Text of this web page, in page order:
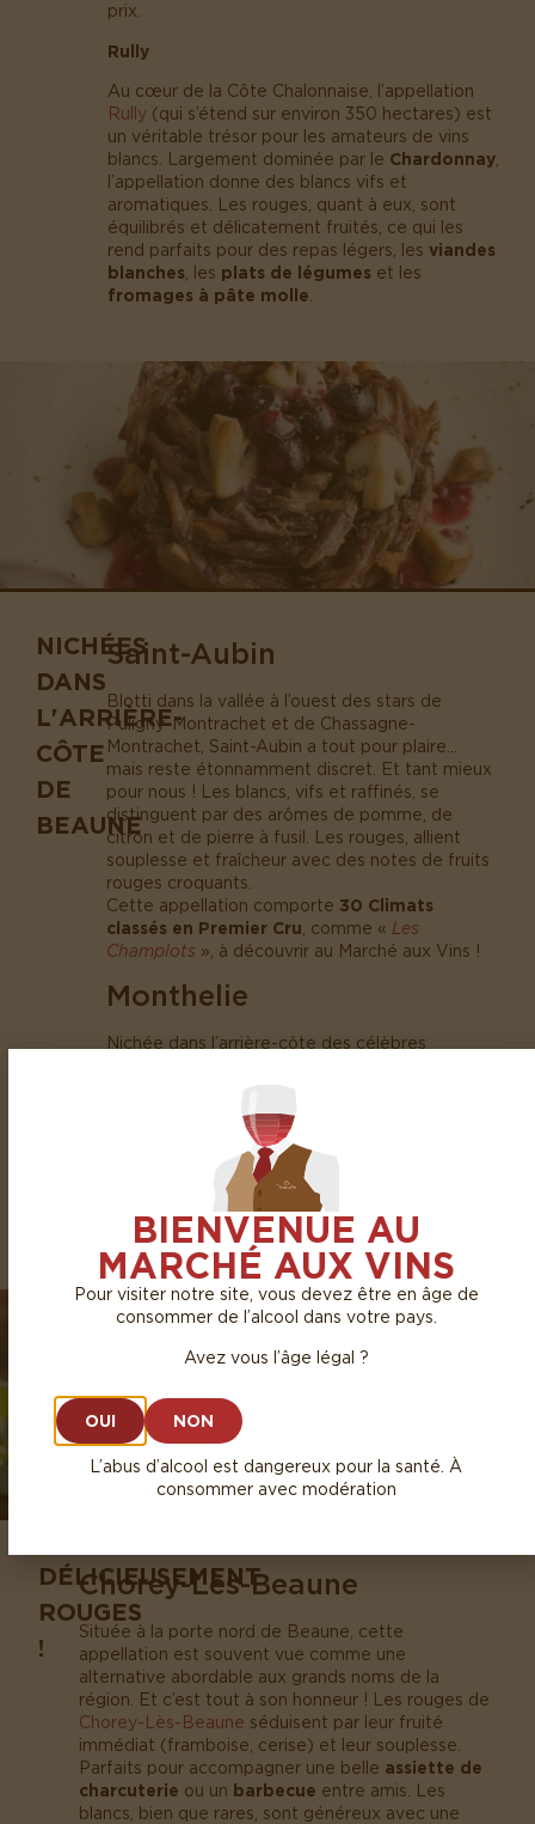
prix.
Rully
Au cœur de la Côte Chalonnaise, l’appellation
Rully (qui s’étend sur environ 350 hectares) est
un véritable trésor pour les amateurs de vins
blancs. Largement dominée par le Chardonnay
l’appellation donne des blancs vifs et
aromatiques. Les rouges, quant à eux, sont
équilibrés et délicatement fruités, ce qui les
rend parfaits pour des repas légers, les viandes
blanches , les plats de légumes et les
fromages à pâte molle
NICHÉES
DANS
L'ARRIÈRE-
CÔTE
DE
BEAUNE
Saint-Aubin
Blotti dans la vallée à l’ouest des stars de
Puligny-Montrachet et de Chassagne-
Montrachet, Saint-Aubin a tout pour plaire…
mais reste étonnamment discret. Et tant mieux
pour nous ! Les blancs, vifs et raffinés, se
distinguent par des arômes de pomme, de
citron et de pierre à fusil. Les rouges, allient
souplesse et fraîcheur avec des notes de fruits
rouges croquants.
Cette appellation comporte 30 Climats
classés en Premier Cru , comme « Les
Champlots », à découvrir au Marché aux Vins !
Monthelie
Nichée dans l’arrière-côte des célèbres
ne vous y trompez pas ! Ses rouges offrent des
notes de petits fruits rouges avec une belle
minéralité, tandis que ses blancs révèlent des
arômes subtils de fleurs blanches et de miel. Un
excellent rapport qualité-prix
Côte de Beaune.
DÉLICIEUSEMENT
ROUGES
!
Chorey-Lès-Beaune
Située à la porte nord de Beaune, cette
appellation est souvent vue comme une
alternative abordable aux grands noms de la
région. Et c’est tout à son honneur ! Les rouges de
Chorey-Lès-Beaune séduisent par leur fruité
immédiat (framboise, cerise) et leur souplesse.
Parfaits pour accompagner une belle assiette de
charcuterie ou un barbecue entre amis. Les
blancs, bien que rares, sont généreux avec une
BIENVENUE AU
MARCHÉ AUX VINS
Pour visiter notre site, vous devez être en âge de
consommer de l’alcool dans votre pays.
Avez vous l’âge légal ?
OUI NON
L’abus d’alcool est dangereux pour la santé. À
consommer avec modération